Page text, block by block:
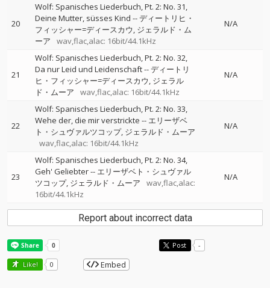
20
Wolf: Spanisches Liederbuch, Pt. 2: No. 31,
Deine Mutter, süsses Kind --ディートリヒ・
フィッシャー=ディースカウ ジェラルド・ム
ーア
wav,flac,alac: 16bit/44.1kHz
N/A
21
Wolf: Spanisches Liederbuch, Pt. 2: No. 32,
Da nur Leid und Leidenschaft--ディートリ
ヒ・フィッシャー=ディースカウ ジェラル
ド・ムーア
wav,flac,alac: 16bit/44.1kHz
N/A
22
Wolf: Spanisches Liederbuch, Pt. 2: No. 33,
Wehe der, die mir verstrickte -- エリーザベ
ト・シュヴァルツコップ ジェラルド・ムーア
wav,flac,alac: 16bit/44.1kHz
N/A
23
Wolf: Spanisches Liederbuch, Pt. 2: No. 34,
Geh' Geliebter-- エリーザベト・シュヴァル
ツコップ ジェラルド・ムーア
wav,flac,alac:
16bit/44.1kHz
N/A
Report about incorrect data
Post -
Like! 0 Embed